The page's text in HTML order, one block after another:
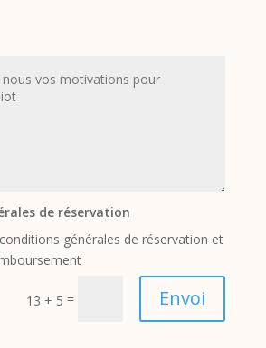
de réservation
générales de réservation et
13 + 5 = Envoi